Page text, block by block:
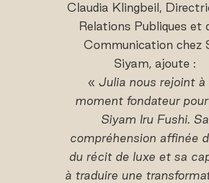
Claudia Klingbeil,
Relations Publiques et
Communication chez
Siyam, ajoute :
« Julia nous rejoint à
moment fondateur
Siyam Iru Fushi. Sa
compréhension affinée
du récit de luxe et sa
à traduire une